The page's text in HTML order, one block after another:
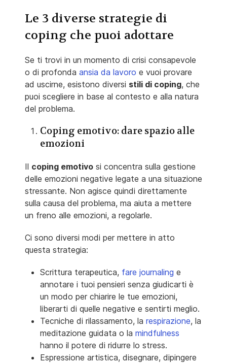
Le 3 diverse strategie di
coping che puoi adottare
Se ti trovi in un momento di crisi consapevole
o di profonda ansia da lavoro e vuoi provare
ad uscirne, esistono diversi stili di coping, che
puoi scegliere in base al contesto e alla natura
del problema.
Coping emotivo: dare spazio alle
emozioni
Il coping emotivo si concentra sulla gestione
delle emozioni negative legate a una situazione
stressante. Non agisce quindi direttamente
sulla causa del problema, ma aiuta a mettere
un freno alle emozioni, a regolarle.
Ci sono diversi modi per mettere in atto
questa strategia:
Scrittura terapeutica, fare journaling e
annotare i tuoi pensieri senza giudicarti è
un modo per chiarire le tue emozioni,
liberarti di quelle negative e sentirti meglio.
Tecniche di rilassamento, la respirazione, la
meditazione guidata o la mindfulness
hanno il potere di ridurre lo stress.
Espressione artistica, disegnare, dipingere